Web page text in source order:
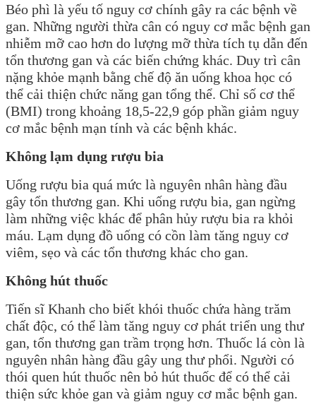
Béo phì là yếu tố nguy cơ chính gây ra các bệnh về
gan. Những người thừa cân có nguy cơ mắc bệnh gan
nhiễm mỡ cao hơn do lượng mỡ thừa tích tụ dẫn đến
tổn thương gan và các biến chứng khác. Duy trì cân
nặng khỏe mạnh bằng chế độ ăn uống khoa học có
thể cải thiện chức năng gan tổng thể. Chỉ số cơ thể
(BMI) trong khoảng 18,5-22,9 góp phần giảm nguy
cơ mắc bệnh mạn tính và các bệnh khác.
Không lạm dụng rượu bia
Uống rượu bia quá mức là nguyên nhân hàng đầu
gây tổn thương gan. Khi uống rượu bia, gan ngừng
làm những việc khác để phân hủy rượu bia ra khỏi
máu. Lạm dụng đồ uống có cồn làm tăng nguy cơ
viêm, sẹo và các tổn thương khác cho gan.
Không hút thuốc
Tiến sĩ Khanh cho biết khói thuốc chứa hàng trăm
chất độc, có thể làm tăng nguy cơ phát triển ung thư
gan, tổn thương gan trầm trọng hơn. Thuốc lá còn là
nguyên nhân hàng đầu gây ung thư phổi. Người có
thói quen hút thuốc nên bỏ hút thuốc để có thể cải
thiện sức khỏe gan và giảm nguy cơ mắc bệnh gan.